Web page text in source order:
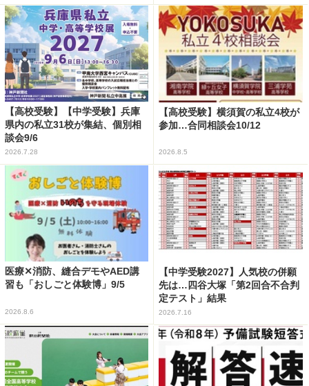
【高校受験】【中学受験】兵庫
県内の私立31校が集結、個別相
談会9/6
2026.7.28
【高校受験】横須賀の私立4校が
参加…合同相談会10/12
2026.8.5
医療✕消防、縫合デモやAED講
習も「おしごと体験博」9/5
2026.8.6
【中学受験2027】人気校の併願
先は…四谷大塚「第2回合不合判
定テスト」結果
2026.7.16